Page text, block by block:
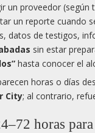
un proveedor (según
un reporte cuando
datos de testigos,
sin estar
hasta conocer el
horas o días
City; al contrario,
horas